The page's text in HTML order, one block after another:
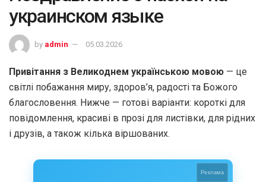
украинском языке
by admin 05.03.2026
Привітання з Великоднем українською мовою — це
світлі побажання миру, здоров’я, радості та Божого
благословення. Нижче — готові варіанти: короткі для
повідомлення, красиві в прозі для листівки, для рідних
і друзів, а також кілька віршованих.
Реклама